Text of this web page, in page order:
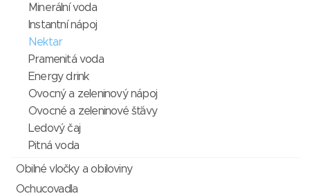
Minerální voda
Instantní nápoj
Nektar
Pramenitá voda
Energy drink
Ovocný a zeleninový nápoj
Ovocné a zeleninové šťávy
Ledový čaj
Pitná voda
Obilné vločky a obiloviny
Ochucovadla